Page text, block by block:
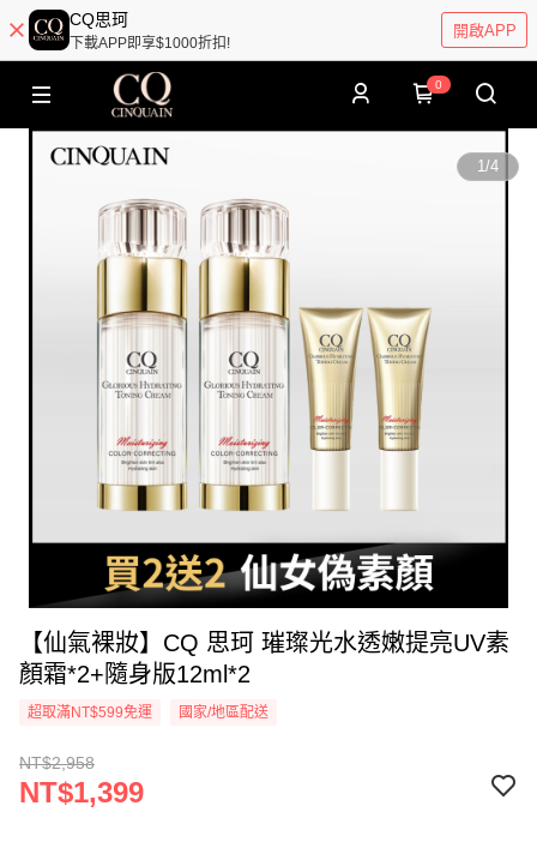
CQ思珂
下載APP即享$1000折扣!
開啟APP
0
1/4
【仙氣裸妝】CQ 思珂 璀璨光水透嫩提亮UV素
顏霜*2+隨身版12ml*2
超取滿NT$599免運 國家/地區配送
NT$2,958
NT$1,399